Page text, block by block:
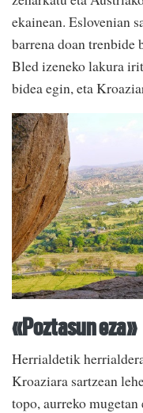
ekainean. Eslovenian
barrena doan
Bled izeneko lakura
bidea egin, eta
«Poztasun eza»
Herrialdetik
Kroaziara sartzean
topo, aurreko